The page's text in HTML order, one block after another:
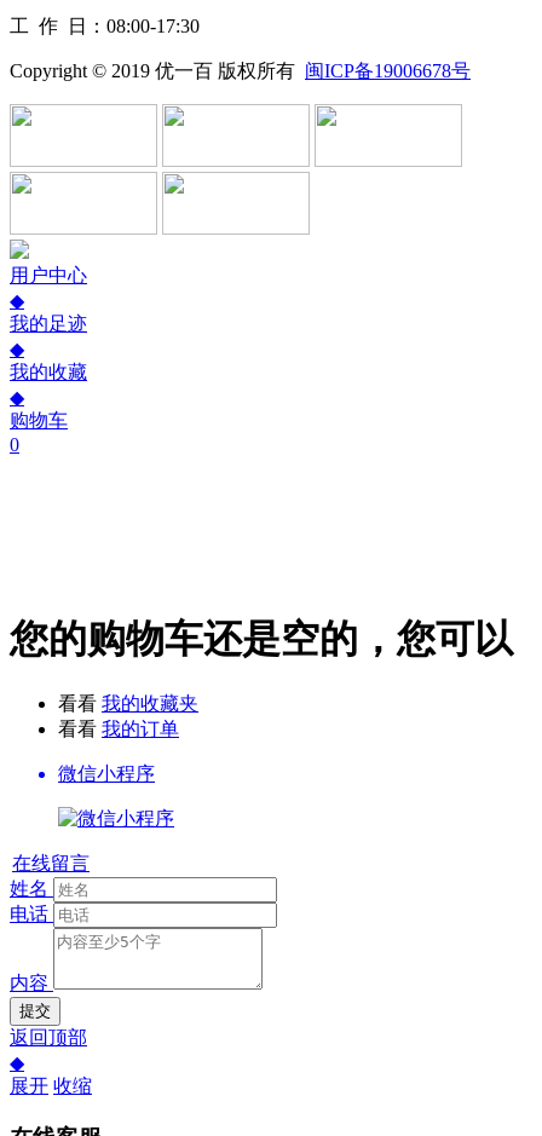
工作 日：08:00-17:30
Copyright © 2019 优一百 版权所有 闽ICP备19006678号
用户中心
◆
我的足迹
◆
我的收藏
◆
购物车
0
您的购物车还是空的，您可以
看看 我的收藏夹
看看 我的订单
微信小程序
在线留言
姓名
电话
内容
提交
返回顶部
◆
展开 收缩